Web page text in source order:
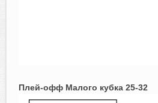
Плей-офф Малого кубка 25-32